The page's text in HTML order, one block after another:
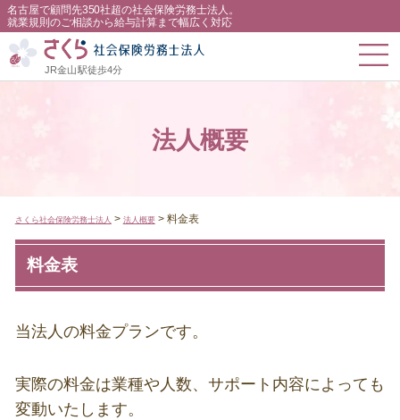
名古屋で顧問先350社超の社会保険労務士法人。
就業規則のご相談から給与計算まで幅広く対応
JR金山駅徒歩4分
法人概要
さくら社会保険労務士法人 > 法人概要> 料金表
料金表
当法人の料金プランです。
実際の料金は業種や人数、サポート内容によっても
変動いたします。